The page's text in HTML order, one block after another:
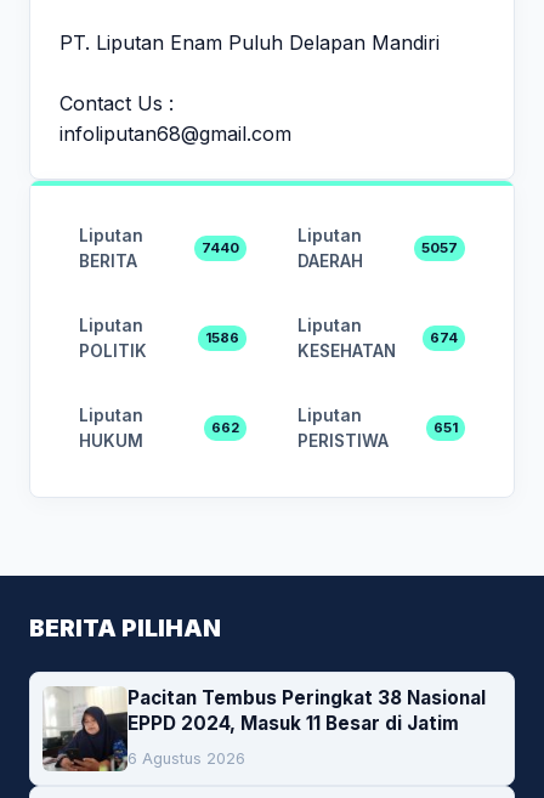
PT. Liputan Enam Puluh Delapan Mandiri
Contact Us :
infoliputan68@gmail.com
Liputan
BERITA
7440
Liputan
DAERAH
5057
Liputan
POLITIK
1586
Liputan
KESEHATAN
674
Liputan
HUKUM
662
Liputan
PERISTIWA
651
BERITA PILIHAN
Pacitan Tembus Peringkat 38 Nasional
EPPD 2024, Masuk 11 Besar di Jatim
6 Agustus 2026